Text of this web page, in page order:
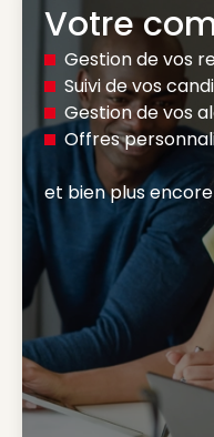
Votre
Gestion de vos
Suivi de vos
Gestion de vos
Offres
et bien plus